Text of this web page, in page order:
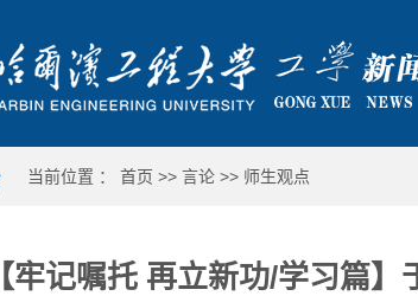
当前位置 ： 首页 >> 言论 >> 师生观点
【牢记嘱托 再立新功/学习篇